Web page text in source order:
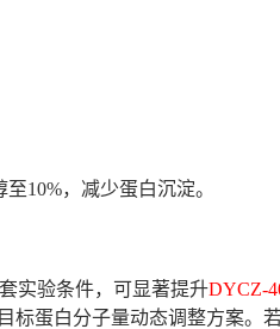
至10%，减少蛋白沉淀。
实验条件，可显著提升DYCZ-
标蛋白分子量动态调整方案。